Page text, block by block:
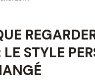
STYLE